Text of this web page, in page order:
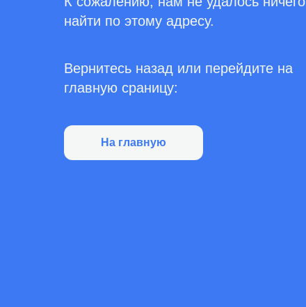
найти по этому адресу.
Вернитесь назад или перейдите на
главную сраницу:
На главную